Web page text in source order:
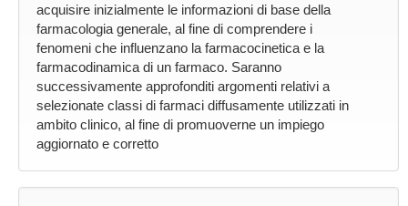
acquisire inizialmente le informazioni di base della
farmacologia generale, al fine di comprendere i
fenomeni che influenzano la farmacocinetica e la
farmacodinamica di un farmaco. Saranno
successivamente approfonditi argomenti relativi a
selezionate classi di farmaci diffusamente utilizzati in
ambito clinico, al fine di promuoverne un impiego
aggiornato e corretto